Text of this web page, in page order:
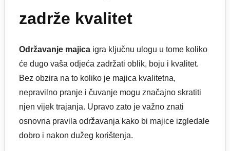
zadrže kvalitet
Održavanje majica igra ključnu ulogu u tome koliko
će dugo vaša odjeća zadržati oblik, boju i kvalitet.
Bez obzira na to koliko je majica kvalitetna,
nepravilno pranje i čuvanje mogu značajno skratiti
njen vijek trajanja. Upravo zato je važno znati
osnovna pravila održavanja kako bi majice izgledale
dobro i nakon dužeg korištenja.